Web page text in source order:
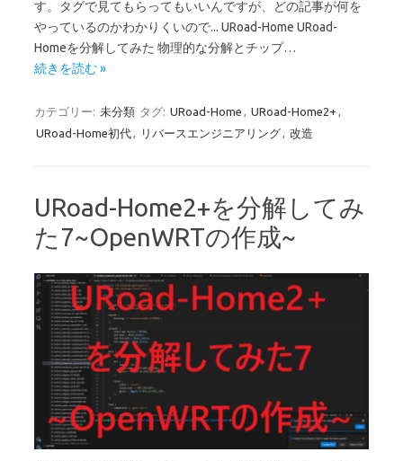
す。タグで見てもらってもいいんですが、どの記事が何を
やっているのかわかりくいので... URoad-Home URoad-
Homeを分解してみた 物理的な分解とチップ…
続きを読む »
カテゴリー: 未分類 タグ: URoad-Home , URoad-Home2+ ,
URoad-Home初代, リバースエンジニアリング, 改造
URoad-Home2+を分解してみ
た7~OpenWRTの作成~